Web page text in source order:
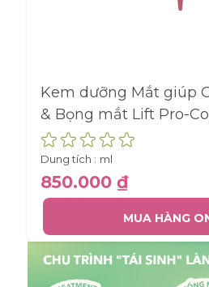
Kem dưỡng Mắt giúp
& Bọng mắt Lift Pro-
14ML
Dung tích : ml
850.000 ₫
MUA HÀNG